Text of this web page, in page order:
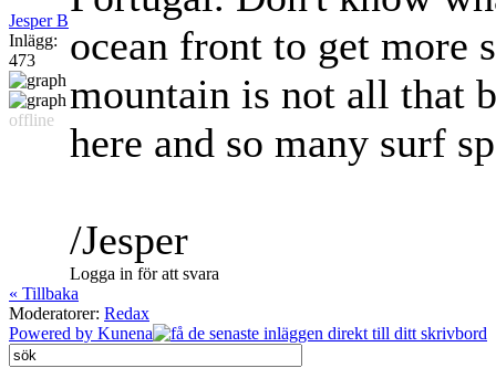
Jesper B
Inlägg:
473
offline
ocean front to get more
mountain is not all that
here and so many surf
/Jesper
Logga in för att svara
« Tillbaka
Moderatorer: Redax
Powered by Kunena